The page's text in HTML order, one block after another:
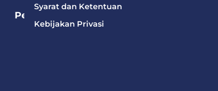
Pelajaran
Syarat dan Ketentuan
Kebijakan Privasi